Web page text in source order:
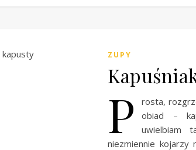
ZUPY
P
rosta,
obiad –
uwielbiam
niezmiennie kojarzy